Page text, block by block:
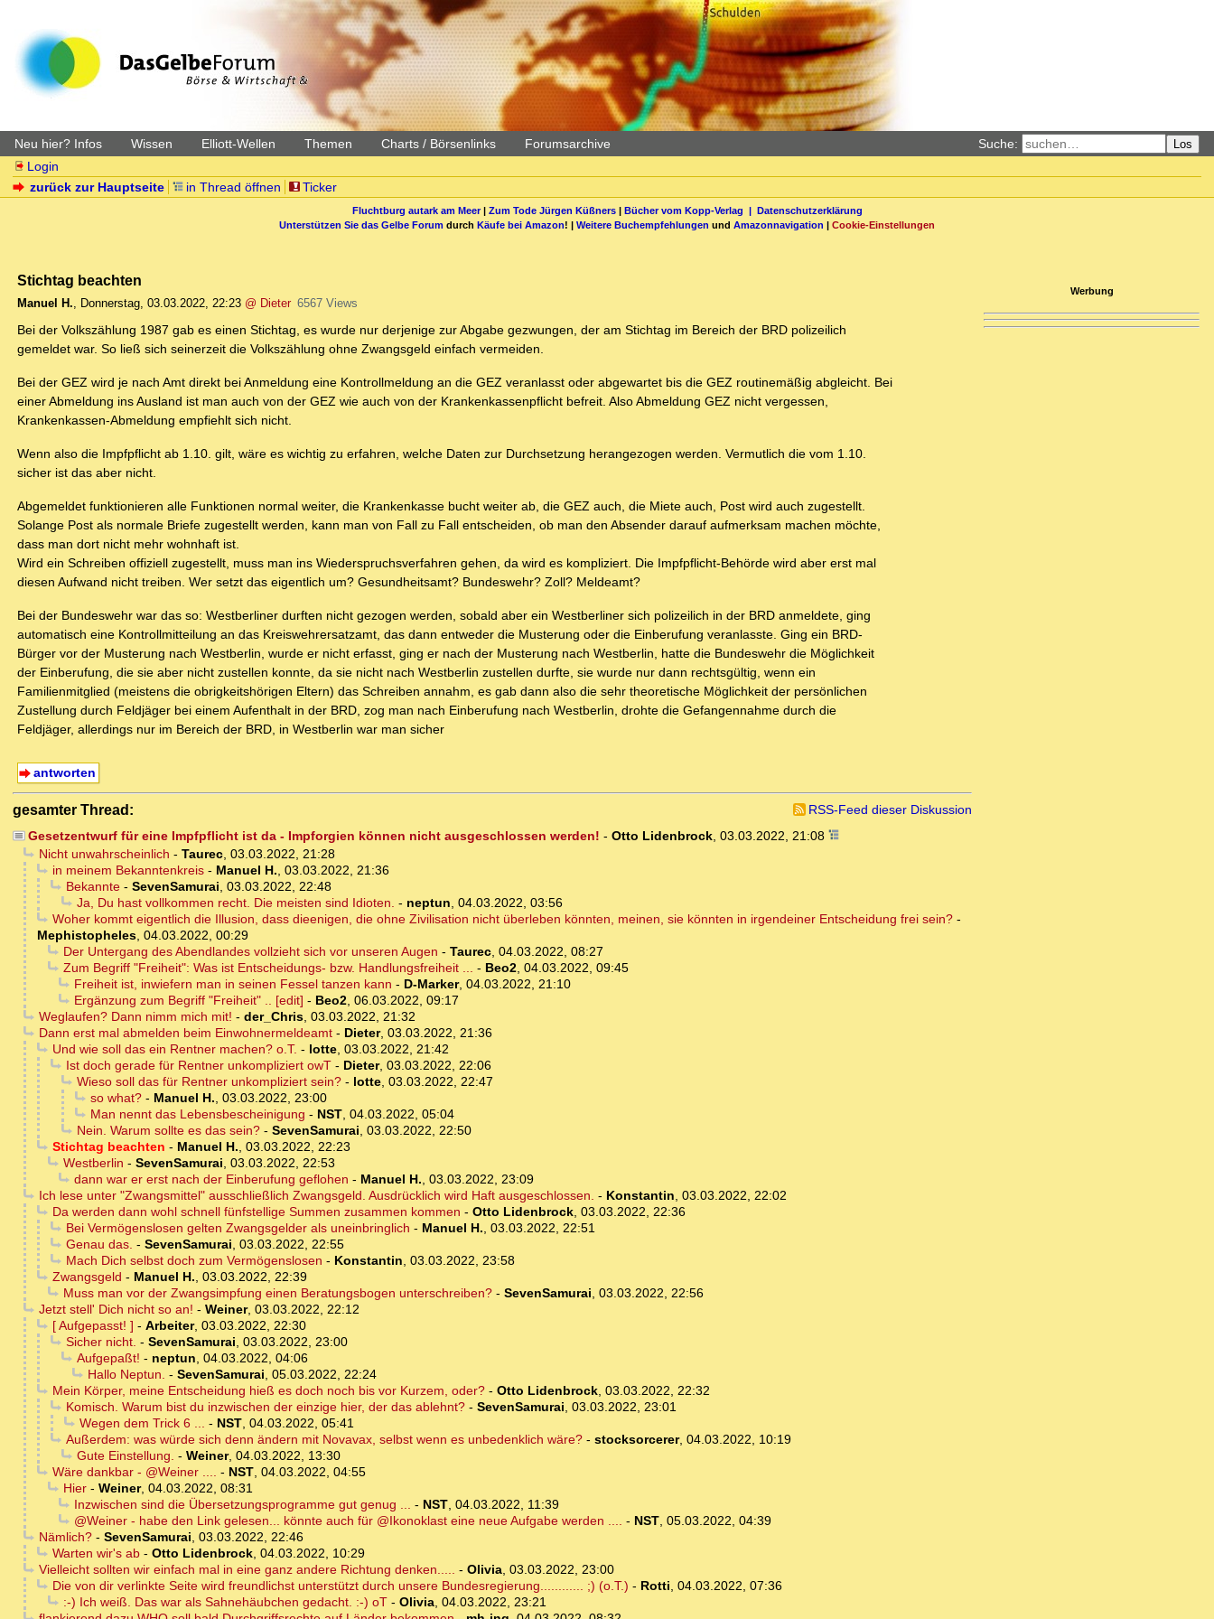
Neu hier? Infos Wissen Elliott-Wellen Themen Charts / Börsenlinks Forumsarchive Suche: Los
Login
zurück zur Hauptseite
in Thread öffnen Ticker
Fluchtburg autark am Meer| Zum Tode Jürgen Küßners| Bücher vom Kopp-Verlag | Datenschutzerklärung
Unterstützen Sie das Gelbe Forum durch Käufe bei Amazon! | Weitere Buchempfehlungen und Amazonnavigation | Cookie-Einstellungen
Stichtag beachten
Manuel H., Donnerstag, 03.03.2022, 22:23 @ Dieter 6567 Views
Bei der Volkszählung 1987 gab es einen Stichtag, es wurde nur derjenige zur Abgabe gezwungen, der am Stichtag im Bereich der BRD polizeilich
gemeldet war. So ließ sich seinerzeit die Volkszählung ohne Zwangsgeld einfach vermeiden.
Bei der GEZ wird je nach Amt direkt bei Anmeldung eine Kontrollmeldung an die GEZ veranlasst oder abgewartet bis die GEZ routinemäßig abgleicht. Bei
einer Abmeldung ins Ausland ist man auch von der GEZ wie auch von der Krankenkassenpflicht befreit. Also Abmeldung GEZ nicht vergessen,
Krankenkassen-Abmeldung empfiehlt sich nicht.
Wenn also die Impfpflicht ab 1.10. gilt, wäre es wichtig zu erfahren, welche Daten zur Durchsetzung herangezogen werden. Vermutlich die vom 1.10.
sicher ist das aber nicht.
Abgemeldet funktionieren alle Funktionen normal weiter, die Krankenkasse bucht weiter ab, die GEZ auch, die Miete auch, Post wird auch zugestellt.
Solange Post als normale Briefe zugestellt werden, kann man von Fall zu Fall entscheiden, ob man den Absender darauf aufmerksam machen möchte,
dass man dort nicht mehr wohnhaft ist.
Wird ein Schreiben offiziell zugestellt, muss man ins Wiederspruchsverfahren gehen, da wird es kompliziert. Die Impfpflicht-Behörde wird aber erst mal
diesen Aufwand nicht treiben. Wer setzt das eigentlich um? Gesundheitsamt? Bundeswehr? Zoll? Meldeamt?
Bei der Bundeswehr war das so: Westberliner durften nicht gezogen werden, sobald aber ein Westberliner sich polizeilich in der BRD anmeldete, ging
automatisch eine Kontrollmitteilung an das Kreiswehrersatzamt, das dann entweder die Musterung oder die Einberufung veranlasste. Ging ein BRD-
Bürger vor der Musterung nach Westberlin, wurde er nicht erfasst, ging er nach der Musterung nach Westberlin, hatte die Bundeswehr die Möglichkeit
der Einberufung, die sie aber nicht zustellen konnte, da sie nicht nach Westberlin zustellen durfte, sie wurde nur dann rechtsgültig, wenn ein
Familienmitglied (meistens die obrigkeitshörigen Eltern) das Schreiben annahm, es gab dann also die sehr theoretische Möglichkeit der persönlichen
Zustellung durch Feldjäger bei einem Aufenthalt in der BRD, zog man nach Einberufung nach Westberlin, drohte die Gefangennahme durch die
Feldjäger, allerdings nur im Bereich der BRD, in Westberlin war man sicher
antworten
gesamter Thread:
RSS-Feed dieser Diskussion
Gesetzentwurf für eine Impfpflicht ist da - Impforgien können nicht ausgeschlossen werden! - Otto Lidenbrock, 03.03.2022, 21:08
Nicht unwahrscheinlich - Taurec, 03.03.2022, 21:28
in meinem Bekanntenkreis- Manuel H., 03.03.2022, 21:36
Bekannte- SevenSamurai, 03.03.2022, 22:48
Ja, Du hast vollkommen recht. Die meisten sind Idioten. - neptun, 04.03.2022, 03:56
Woher kommt eigentlich die Illusion, dass dieenigen, die ohne Zivilisation nicht überleben könnten, meinen, sie könnten in irgendeiner Entscheidung frei sein?-
Mephistopheles, 04.03.2022, 00:29
Der Untergang des Abendlandes vollzieht sich vor unseren Augen - Taurec, 04.03.2022, 08:27
Zum Begriff "Freiheit": Was ist Entscheidungs- bzw. Handlungsfreiheit ... - Beo2, 04.03.2022, 09:45
Freiheit ist, inwiefern man in seinen Fessel tanzen kann - D-Marker, 04.03.2022, 21:10
Ergänzung zum Begriff "Freiheit" .. [edit] - Beo2, 06.03.2022, 09:17
Weglaufen? Dann nimm mich mit! - der_Chris, 03.03.2022, 21:32
Dann erst mal abmelden beim Einwohnermeldeamt- Dieter, 03.03.2022, 21:36
Und wie soll das ein Rentner machen? o.T. - lotte, 03.03.2022, 21:42
Ist doch gerade für Rentner unkompliziert owT- Dieter, 03.03.2022, 22:06
Wieso soll das für Rentner unkompliziert sein?- lotte, 03.03.2022, 22:47
so what?- Manuel H., 03.03.2022, 23:00
Man nennt das Lebensbescheinigung - NST, 04.03.2022, 05:04
Nein. Warum sollte es das sein?- SevenSamurai, 03.03.2022, 22:50
Stichtag beachten - Manuel H., 03.03.2022, 22:23
Westberlin - SevenSamurai, 03.03.2022, 22:53
dann war er erst nach der Einberufung geflohen - Manuel H., 03.03.2022, 23:09
Ich lese unter "Zwangsmittel" ausschließlich Zwangsgeld. Ausdrücklich wird Haft ausgeschlossen. - Konstantin, 03.03.2022, 22:02
Da werden dann wohl schnell fünfstellige Summen zusammen kommen - Otto Lidenbrock, 03.03.2022, 22:36
Bei Vermögenslosen gelten Zwangsgelder als uneinbringlich - Manuel H., 03.03.2022, 22:51
Genau das. - SevenSamurai, 03.03.2022, 22:55
Mach Dich selbst doch zum Vermögenslosen - Konstantin, 03.03.2022, 23:58
Zwangsgeld - Manuel H., 03.03.2022, 22:39
Muss man vor der Zwangsimpfung einen Beratungsbogen unterschreiben?- SevenSamurai, 03.03.2022, 22:56
Jetzt stell' Dich nicht so an! - Weiner, 03.03.2022, 22:12
[ Aufgepasst! ] - Arbeiter, 03.03.2022, 22:30
Sicher nicht. - SevenSamurai, 03.03.2022, 23:00
Aufgepaßt! - neptun, 04.03.2022, 04:06
Hallo Neptun. - SevenSamurai, 05.03.2022, 22:24
Mein Körper, meine Entscheidung hieß es doch noch bis vor Kurzem, oder?- Otto Lidenbrock, 03.03.2022, 22:32
Komisch. Warum bist du inzwischen der einzige hier, der das ablehnt?- SevenSamurai, 03.03.2022, 23:01
Wegen dem Trick 6 ... - NST, 04.03.2022, 05:41
Außerdem: was würde sich denn ändern mit Novavax, selbst wenn es unbedenklich wäre?- stocksorcerer, 04.03.2022, 10:19
Gute Einstellung. - Weiner, 04.03.2022, 13:30
Wäre dankbar - @Weiner .... - NST, 04.03.2022, 04:55
Hier- Weiner, 04.03.2022, 08:31
Inzwischen sind die Übersetzungsprogramme gut genug ... - NST, 04.03.2022, 11:39
@Weiner - habe den Link gelesen... könnte auch für @Ikonoklast eine neue Aufgabe werden .... - NST, 05.03.2022, 04:39
Nämlich?- SevenSamurai, 03.03.2022, 22:46
Warten wir's ab- Otto Lidenbrock, 04.03.2022, 10:29
Vielleicht sollten wir einfach mal in eine ganz andere Richtung denken..... - Olivia, 03.03.2022, 23:00
Die von dir verlinkte Seite wird freundlichst unterstützt durch unsere Bundesregierung............ ;) (o.T.) - Rotti, 04.03.2022, 07:36
:-) Ich weiß. Das war als Sahnehäubchen gedacht. :-) oT- Olivia, 04.03.2022, 23:21
Werbung